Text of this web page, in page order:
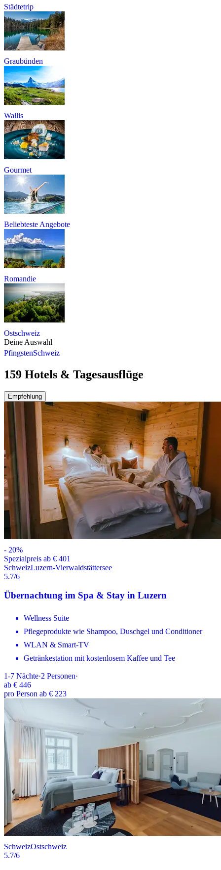
Städtetrip
Graubünden
Wallis
Gourmet
Beliebteste Angebote
Romandie
Ostschweiz
Deine Auswahl
PfingstenSchweiz
159 Hotels & Tagesausflüge
Empfehlung
- 20%
Spezialpreis ab € 401
SchweizLuzern-Vierwaldstättersee
5.7/6
Übernachtung im Spa & Stay in Luzern
Wellness Suite
Pflegeprodukte wie Shampoo, Duschgel und Conditioner
WLAN & Smart-TV
Getränkestation mit kostenlosem Kaffee und Tee
1-7 Nächte·2 Personen·
ab € 446
pro Person ab € 223
SchweizOstschweiz
5.7/6